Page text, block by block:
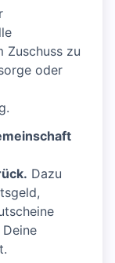
Zuschuss zu
oder
Dazu